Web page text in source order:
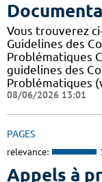
Vous trouverez
Guidelines des
Problématiques
guidelines des
Problématiques
08/06/2026 13:01
PAGES
relevance:
Appels à